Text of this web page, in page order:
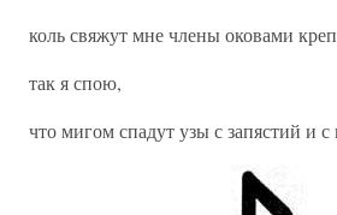
коль свяжут мне члены оковами
так я спою,
что мигом спадут узы с запястий и